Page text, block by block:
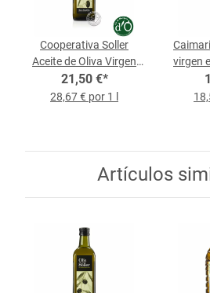
Cooperativa Soller
Aceite de Oliva Virgen
Extra D.O., botella de
0,75 l
21,50 €*
28,67 € por 1 l
virgen
Artículos